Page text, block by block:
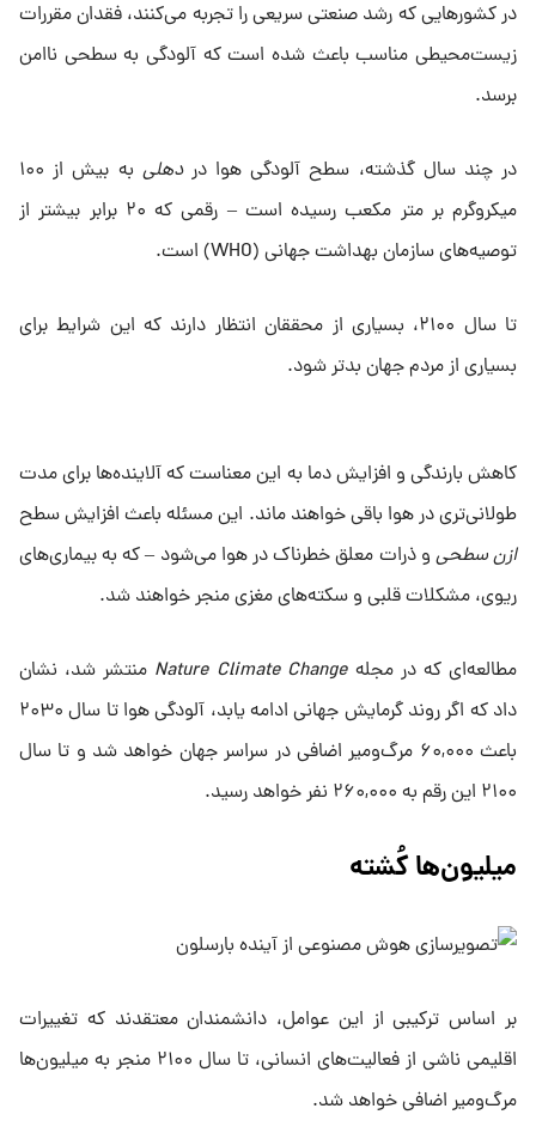
در کشورهایی که رشد صنعتی سریعی را تجربه می‌کنند، فقدان مقررات
زیست‌محیطی مناسب باعث شده است که آلودگی به سطحی ناامن
برسد.
در چند سال گذشته، سطح آلودگی هوا دردهلی
به بیش از ۱۰۰
میکروگرم بر متر مکعب رسیده است – رقمی که ۲۰ برابر بیشتر از
توصیه‌های سازمان بهداشت جهانی (WHO) است.
تا سال ۲۱۰۰، بسیاری از محققان انتظار دارند که این شرایط برای
بسیاری از مردم جهان بدتر شود.
کاهش بارندگی و افزایش دما به این معناست که آلاینده‌ها برای مدت
طولانی‌تری در هوا باقی خواهند ماند. این مسئله باعث افزایش سطح
ازن سطحی و ذرات معلق خطرناک در هوا می‌شود – که به بیماری‌های
ریوی، مشکلات قلبی و سکته‌های مغزی منجر خواهند شد.
مطالعه‌ای که در مجله Nature Climate Change منتشر شد، نشان
داد که اگر روند گرمایش جهانی ادامه یابد، آلودگی هوا تا سال ۲۰۳۰
باعث ۶۰,۰۰۰ مرگ‌ومیر اضافی در سراسر جهان خواهد شد و تا سال
۲۱۰۰ این رقم به ۲۶۰,۰۰۰ نفر خواهد رسید.
میلیون‌ها کُشته
بر اساس ترکیبی از این عوامل، دانشمندان معتقدند که تغییرات
اقلیمی ناشی از فعالیت‌های انسانی، تا سال ۲۱۰۰ منجر به میلیون‌ها
مرگ‌ومیر اضافی خواهد شد.